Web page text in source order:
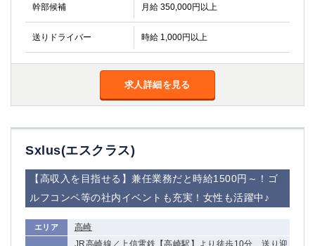
幹部候補 月給 350,000円以上
送りドライバー 時給 1,000円以上
求人詳細を見る
Sxlus(エスクラス)
【高収入を目指せる】兼任業務だと時給1500円～！ゴ
ルフコンペ等の社内イベントも充実！女性も活躍中♪
エリア
高崎
JR高崎線／上信電鉄【高崎駅】より徒歩10分 送り迎
厚木
横須賀
桜木町
埼玉県
南越谷
志木
川越
草加
南浦和
所沢
春日部
川口
蕨
千葉県